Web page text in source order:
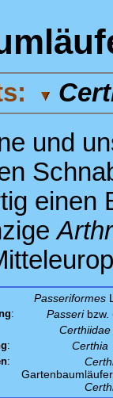
und
einen
Passeriformes
: Passeribzw.
Certhiidae
: Certhia
: